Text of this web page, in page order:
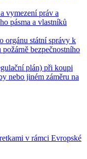
vymezení práv a
pásma a vlastníků
orgánu státní správy k
bezpečnostního
plán) při koupi
nebo jiném záměru na
v rámci Evropské